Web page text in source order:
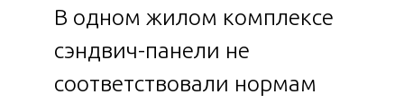
В одном жилом комплексе
сэндвич-панели не
соответствовали нормам